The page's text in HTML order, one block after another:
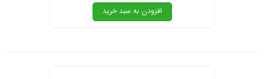
افزودن به سبد خرید